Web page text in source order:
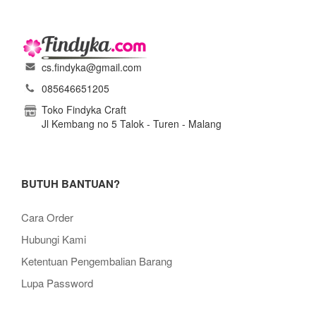
cs.findyka@gmail.com
085646651205
Toko Findyka Craft
Jl Kembang no 5 Talok - Turen - Malang
BUTUH BANTUAN?
Cara Order
Hubungi Kami
Ketentuan Pengembalian Barang
Lupa Password